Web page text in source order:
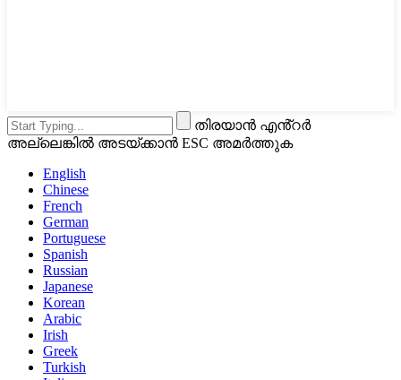
തിരയാൻ എൻ്റർ
അല്ലെങ്കിൽ അടയ്ക്കാൻ ESC അമർത്തുക
English
Chinese
French
German
Portuguese
Spanish
Russian
Japanese
Korean
Arabic
Irish
Greek
Turkish